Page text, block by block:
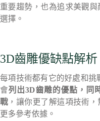
重要趨勢，也為追求美觀
選擇。
3D齒雕優缺點解析
每項技術都有它的好處和挑
會列出3D齒雕的優點，同
戰，讓你更了解這項技術
更多參考依據。